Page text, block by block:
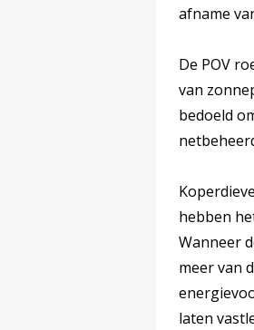
afname
De POV
van
bedoeld
hebben
Wanneer
meer van
laten